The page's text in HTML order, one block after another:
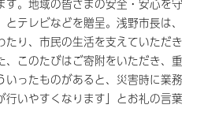
す。地域の皆さまの安全・安心を守
テレビなどを贈呈。浅野市長は、
り、市民の生活を支えていただき
、このたびはご寄附をいただき、重
いったものがあると、災害時に業務
行いやすくなります」とお礼の言葉